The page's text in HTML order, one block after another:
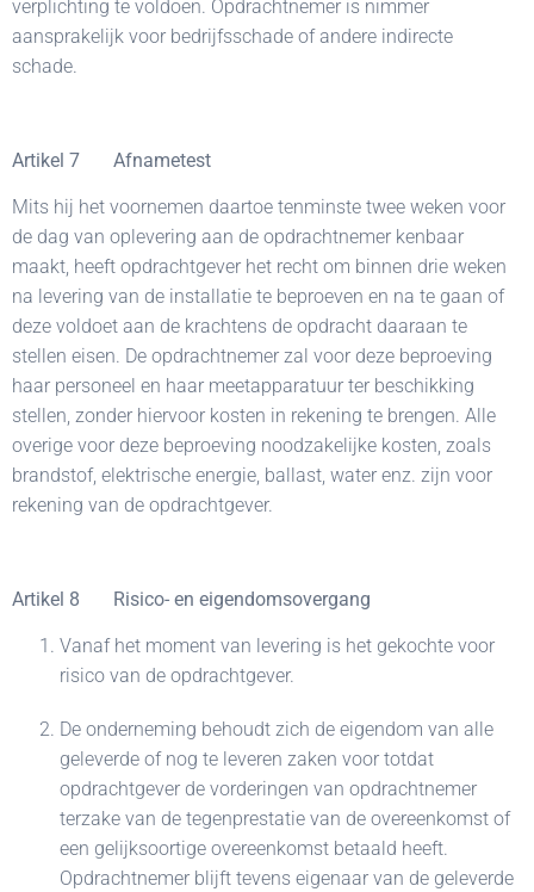
verplichting te voldoen. Opdrachtnemer is nimmer
aansprakelijk voor bedrijfsschade of andere indirecte
schade.
Artikel 7 Afnametest
Mits hij het voornemen daartoe tenminste twee weken voor
de dag van oplevering aan de opdrachtnemer kenbaar
maakt, heeft opdrachtgever het recht om binnen drie weken
na levering van de installatie te beproeven en na te gaan of
deze voldoet aan de krachtens de opdracht daaraan te
stellen eisen. De opdrachtnemer zal voor deze beproeving
haar personeel en haar meetapparatuur ter beschikking
stellen, zonder hiervoor kosten in rekening te brengen. Alle
overige voor deze beproeving noodzakelijke kosten, zoals
brandstof, elektrische energie, ballast, water enz. zijn voor
rekening van de opdrachtgever.
Artikel 8 Risico- en eigendomsovergang
Vanaf het moment van levering is het gekochte voor
risico van de opdrachtgever.
De onderneming behoudt zich de eigendom van alle
geleverde of nog te leveren zaken voor totdat
opdrachtgever de vorderingen van opdrachtnemer
terzake van de tegenprestatie van de overeenkomst of
een gelijksoortige overeenkomst betaald heeft.
Opdrachtnemer blijft tevens eigenaar van de geleverde